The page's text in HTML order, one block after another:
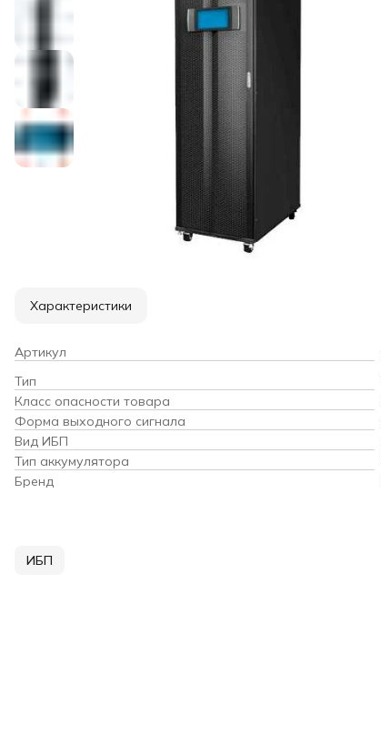
Характеристики
Артикул
Тип
Класс опасности товара
Форма выходного сигнала
Вид ИБП
Тип аккумулятора
Бренд
ИБП